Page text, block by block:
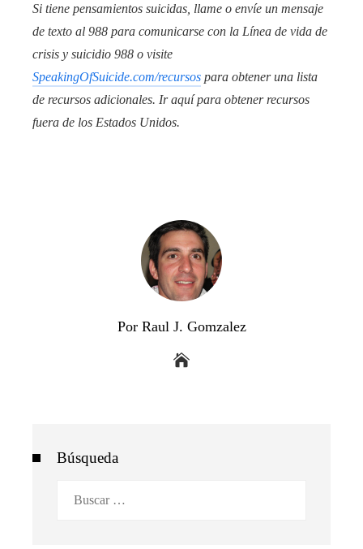
Si tiene pensamientos suicidas, llame o envíe un mensaje
de texto al 988 para comunicarse con la Línea de vida de
crisis y suicidio 988 o visite
SpeakingOfSuicide.com/recursos para obtener una lista
de recursos adicionales. Iraquípara obtener recursos
fuera de los Estados Unidos.
Por Raul J. Gomzalez
Búsqueda